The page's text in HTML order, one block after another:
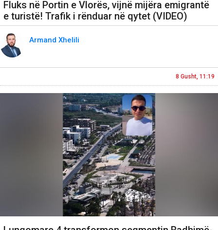
Fluks në Portin e Vlorës, vijnë mijëra emigrantë
e turistë! Trafik i rënduar në qytet (VIDEO)
Armand Xhelili
8 Gusht, 11:19